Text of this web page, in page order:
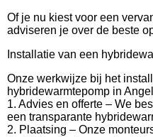
Of je nu kiest voor een
adviseren je over de beste
Installatie van een
Onze werkwijze bij het
hybridewarmtepomp in
1. Advies en offerte – We
een transparante
2. Plaatsing – Onze